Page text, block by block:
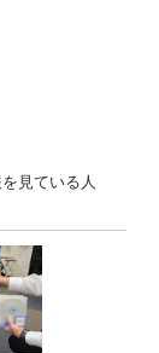
見ている人